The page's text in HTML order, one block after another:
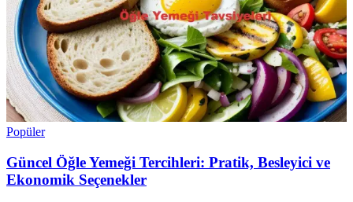
Popüler
Güncel Öğle Yemeği Tercihleri: Pratik, Besleyici ve
Ekonomik Seçenekler